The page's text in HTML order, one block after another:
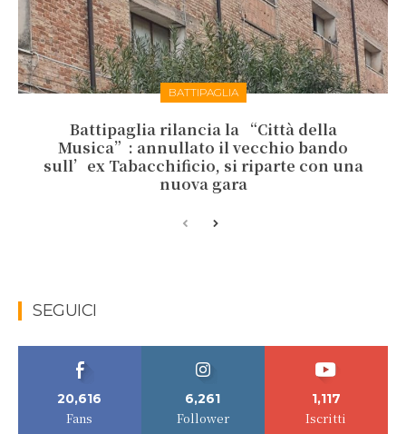
BATTIPAGLIA
Battipaglia rilancia la “Città della
Musica”: annullato il vecchio bando
sull’ex Tabacchificio, si riparte con una
nuova gara
SEGUICI
20,616
Fans
6,261
Follower
1,117
Iscritti